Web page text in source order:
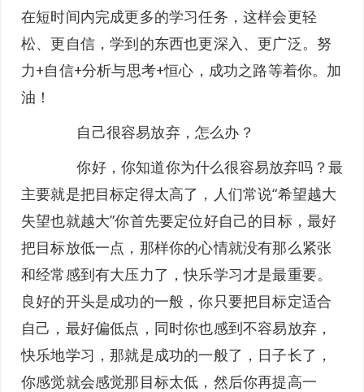
在短时间内完成更多的学习任务，这样会更轻
松、更自信，学到的东西也更深入、更广泛。努
力+自信+分析与思考+恒心，成功之路等着你。加
油！
自己很容易放弃，怎么办？
你好，你知道你为什么很容易放弃吗？最
主要就是把目标定得太高了，人们常说“希望越大
失望也就越大”你首先要定位好自己的目标，最好
把目标放低一点，那样你的心情就没有那么紧张
和经常感到有大压力了，快乐学习才是最重要。
良好的开头是成功的一般，你只要把目标定适合
自己，最好偏低点，同时你也感到不容易放弃，
快乐地学习，那就是成功的一般了，日子长了，
你感觉就会感觉那目标太低，然后你再提高一